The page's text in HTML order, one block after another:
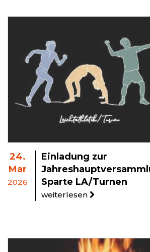
24.
Mar
2026
Einladung zur
Sparte LA/Turnen
weiterlesen